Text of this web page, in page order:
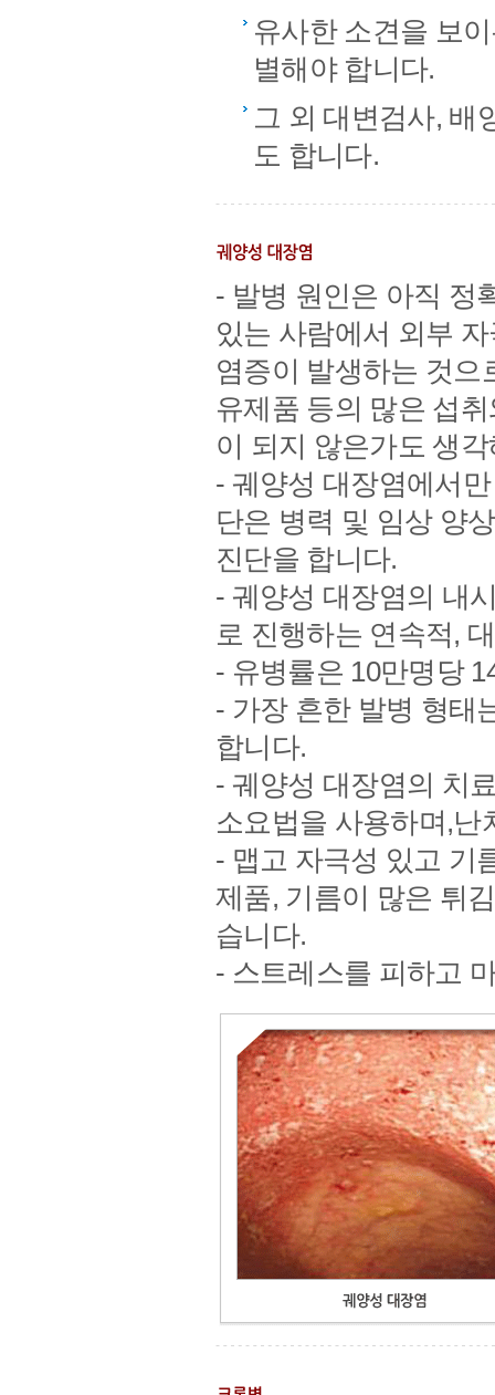
유사한 소견을 보
별해야 합니다.
그 외 대변검사, 배
도 합니다.
- 발병 원인은 아직 정
있는 사람에서 외부
염증이 발생하는 것으
유제품 등의 많은 섭
이 되지 않은가도 생
- 궤양성 대장염에서
단은 병력 및 임상 양
진단을 합니다.
- 궤양성 대장염의 내
로 진행하는 연속적,
- 유병률은 10만명당
- 가장 흔한 발병 형태
합니다.
- 궤양성 대장염의 치
소요법을 사용하며,난
- 맵고 자극성 있고 기
제품, 기름이 많은 튀
습니다.
- 스트레스를 피하고